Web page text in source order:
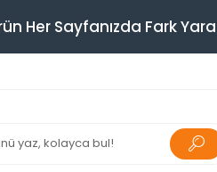
Sayfanızda Fark